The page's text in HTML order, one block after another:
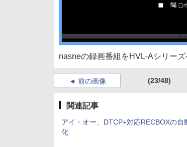
nasneの録画番組をHVL-Aシリー
前の画像 (23/48)
関連記事
アイ・オー、DTCP+対応RECBOXの自
化